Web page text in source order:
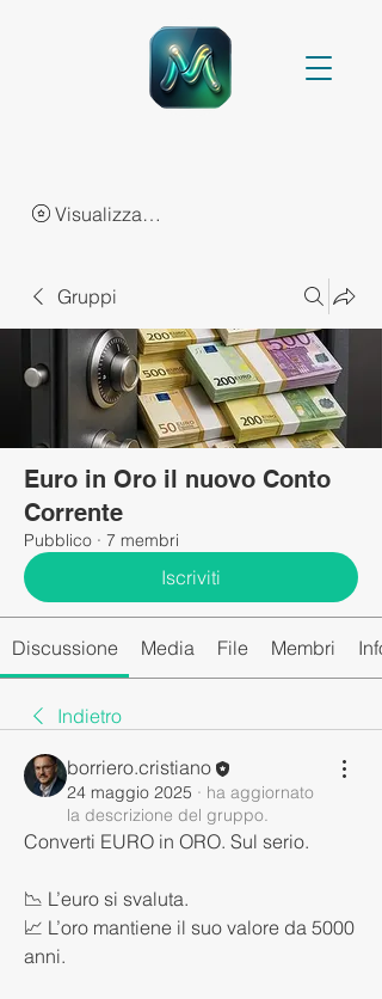
Visualizza punti
Gruppi
Euro in Oro il nuovo Conto
Corrente
Pubblico · 7 membri
Iscriviti
Discussione Media File Membri Info
Indietro
borriero.cristiano
24 maggio 2025 · ha aggiornato
la descrizione del gruppo.
Converti EURO in ORO. Sul serio.
📉 L’euro si svaluta.
📈 L’oro mantiene il suo valore da 5000
anni.